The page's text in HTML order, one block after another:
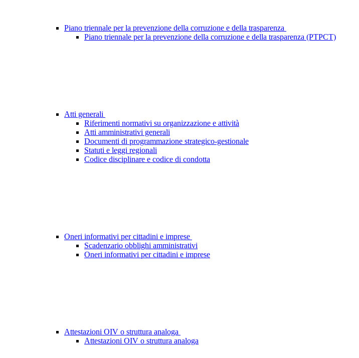
Piano triennale per la prevenzione della corruzione e della trasparenza
Piano triennale per la prevenzione della corruzione e della trasparenza (PTPCT)
Atti generali
Riferimenti normativi su organizzazione e attività
Atti amministrativi generali
Documenti di programmazione strategico-gestionale
Statuti e leggi regionali
Codice disciplinare e codice di condotta
Oneri informativi per cittadini e imprese
Scadenzario obblighi amministrativi
Oneri informativi per cittadini e imprese
Attestazioni OIV o struttura analoga
Attestazioni OIV o struttura analoga